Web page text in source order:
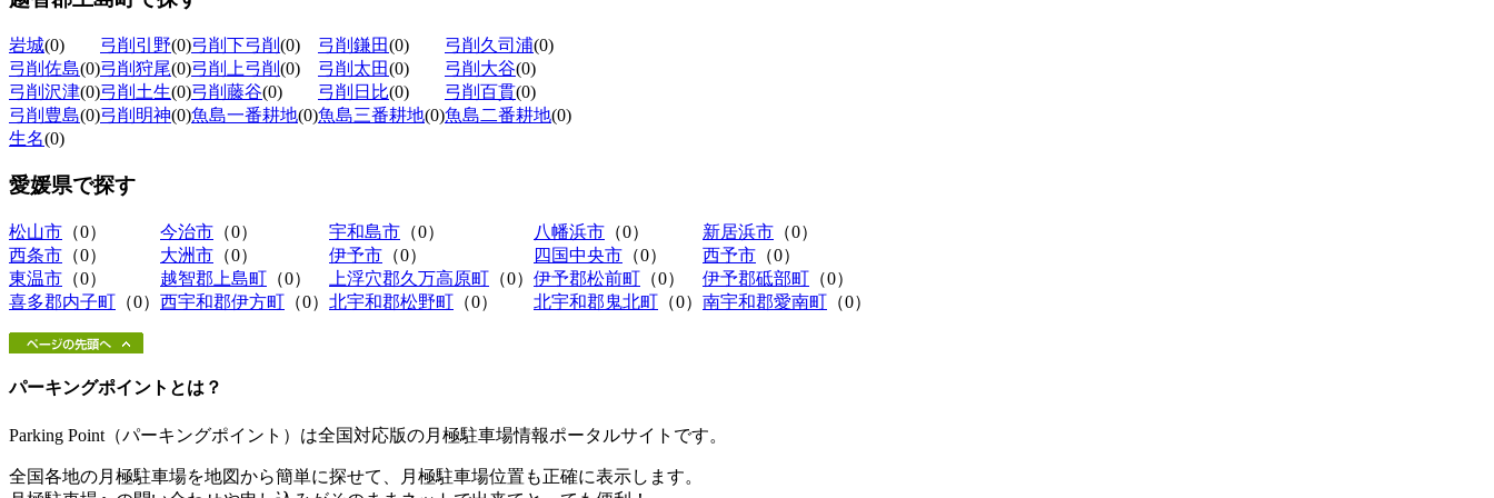
岩城(0) 弓削引野(0)弓削下弓削 (0) 弓削鎌田(0) 弓削久司浦(0)
弓削佐島(0)弓削狩尾(0)弓削上弓削 (0) 弓削太田(0) 弓削大谷(0)
弓削沢津(0)弓削土生(0)弓削藤谷(0) 弓削日比(0) 弓削百貫(0)
弓削豊島(0)弓削明神(0)魚島一番耕地(0)魚島三番耕地(0)魚島二番耕地(0)
生名(0)
愛媛県で探す
松山市 （0） 今治市 （0） 宇和島市 （0） 八幡浜市 （0） 新居浜市 （0）
西条市 （0） 大洲市 （0） 伊予市 （0） 四国中央市 （0） 西予市 （0）
東温市 （0） 越智郡上島町 （0） 上浮穴郡久万高原町 （0） 伊予郡松前町 （0） 伊予郡砥部町 （0）
喜多郡内子町 （0） 西宇和郡伊方町 （0） 北宇和郡松野町 （0） 北宇和郡鬼北町 （0） 南宇和郡愛南町 （0）
パーキングポイントとは？
Parking Point（パーキングポイント）は全国対応版の月極駐車場情報ポータルサイトです。
全国各地の月極駐車場を地図から簡単に探せて、月極駐車場位置も正確に表示します。